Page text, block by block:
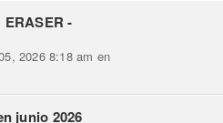
-
2026 8:18 am en
junio 2026